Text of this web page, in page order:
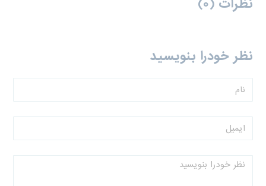
نظر خودرا بنویسید